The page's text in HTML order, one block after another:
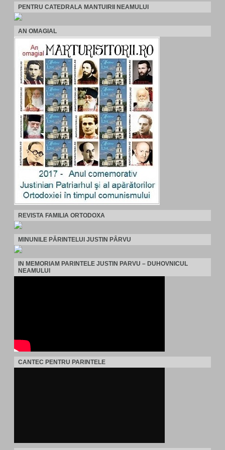
PENTRU CATEDRALA MANTUIRII NEAMULUI
AN OMAGIAL
REVISTA FAMILIA ORTODOXA
MINUNILE PĂRINTELUI JUSTIN PÂRVU
IN MEMORIAM PARINTELE JUSTIN PARVU – DUHOVNICUL
NEAMULUI
CANTEC PENTRU PARINTELE